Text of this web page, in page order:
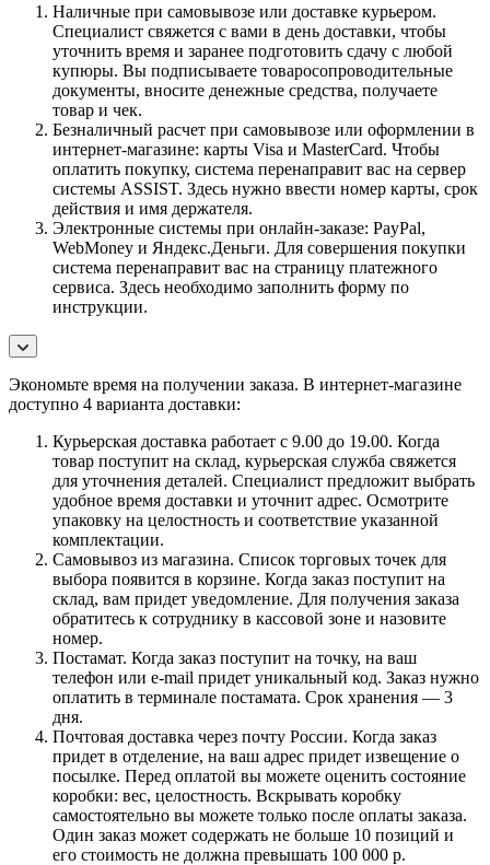
Наличные при самовывозе или доставке курьером.
Специалист свяжется с вами в день доставки, чтобы
уточнить время и заранее подготовить сдачу с любой
купюры. Вы подписываете товаросопроводительные
документы, вносите денежные средства, получаете
товар и чек.
Безналичный расчет при самовывозе или оформлении в
интернет-магазине: карты Visa и MasterCard. Чтобы
оплатить покупку, система перенаправит вас на сервер
системы ASSIST. Здесь нужно ввести номер карты, срок
действия и имя держателя.
Электронные системы при онлайн-заказе: PayPal,
WebMoney и Яндекс.Деньги. Для совершения покупки
система перенаправит вас на страницу платежного
сервиса. Здесь необходимо заполнить форму по
инструкции.
Экономьте время на получении заказа. В интернет-магазине
доступно 4 варианта доставки:
Курьерская доставка работает с 9.00 до 19.00. Когда
товар поступит на склад, курьерская служба свяжется
для уточнения деталей. Специалист предложит выбрать
удобное время доставки и уточнит адрес. Осмотрите
упаковку на целостность и соответствие указанной
комплектации.
Самовывоз из магазина. Список торговых точек для
выбора появится в корзине. Когда заказ поступит на
склад, вам придет уведомление. Для получения заказа
обратитесь к сотруднику в кассовой зоне и назовите
номер.
Постамат. Когда заказ поступит на точку, на ваш
телефон или e-mail придет уникальный код. Заказ нужно
оплатить в терминале постамата. Срок хранения — 3
дня.
Почтовая доставка через почту России. Когда заказ
придет в отделение, на ваш адрес придет извещение о
посылке. Перед оплатой вы можете оценить состояние
коробки: вес, целостность. Вскрывать коробку
самостоятельно вы можете только после оплаты заказа.
Один заказ может содержать не больше 10 позиций и
его стоимость не должна превышать 100 000 р.